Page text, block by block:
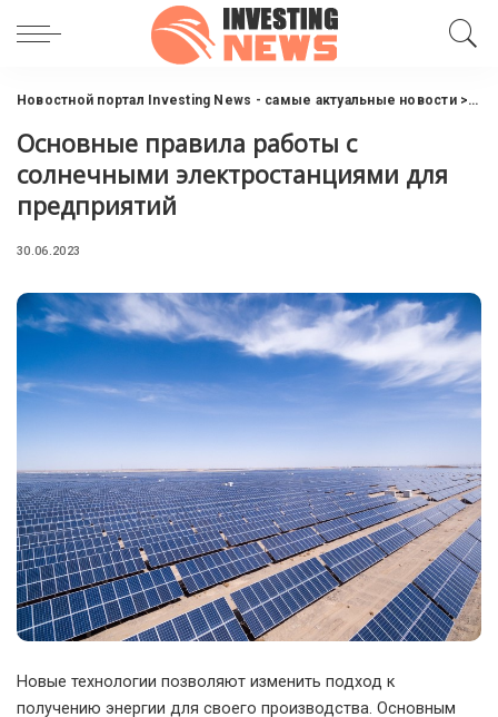
Новостной портал Investing News - самые актуальные новости>
Основные правила работы с
солнечными электростанциями для
предприятий
30.06.2023
Новые технологии позволяют изменить подход к
получению энергии для своего производства. Основным